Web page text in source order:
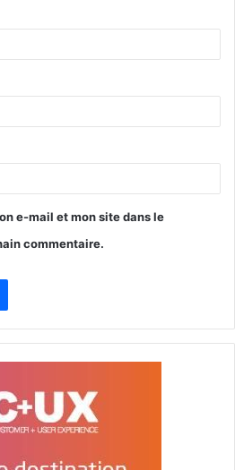
e-mail et mon site dans le
commentaire.